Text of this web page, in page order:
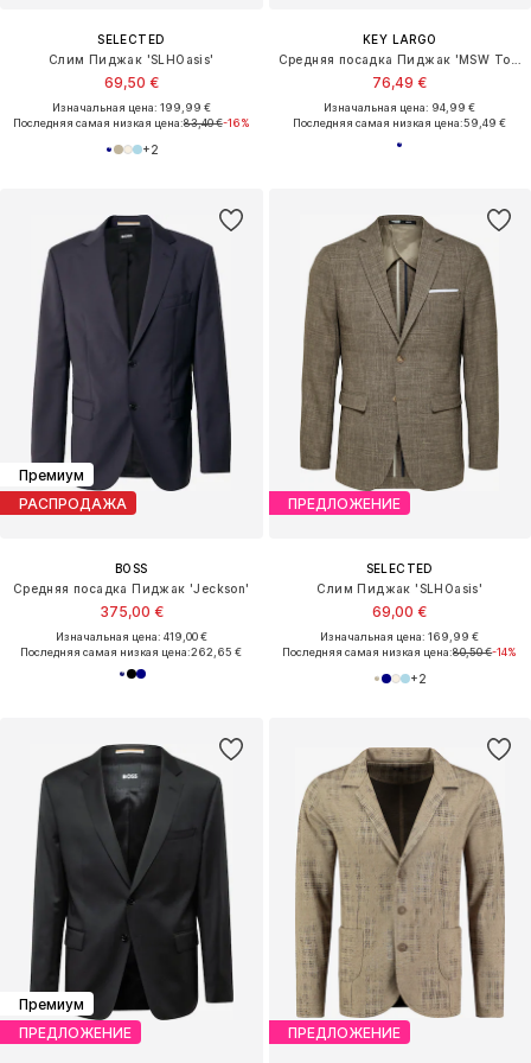
SELECTED
Слим Пиджак 'SLHOasis'
69,50 €
Изначальная цена: 199,99 €
Последняя самая низкая цена:83,40 €-16%
+2
KEY LARGO
76,49 €
Изначальная цена: 94,99 €
Последняя самая низкая цена:59,49 €
Премиум
РАСПРОДАЖА
BOSS
Средняя посадка Пиджак 'Jeckson'
375,00 €
Изначальная цена: 419,00 €
Последняя самая низкая цена:262,65 €
ПРЕДЛОЖЕНИЕ
SELECTED
Слим Пиджак 'SLHOasis'
69,00 €
Изначальная цена: 169,99 €
Последняя самая низкая цена:80,50 €-14%
+2
Премиум
ПРЕДЛОЖЕНИЕ
ПРЕДЛОЖЕНИЕ